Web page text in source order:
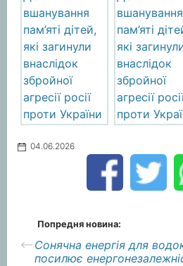
04.06.2026
Попредня новина:
️Сонячна енергія для
посилює